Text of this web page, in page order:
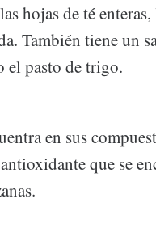
hojas de té
También tiene un
el pasto de trigo.
en sus
que se